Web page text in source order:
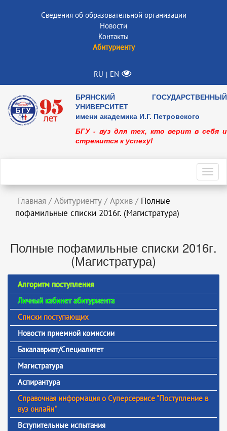
Сведения об образовательной организации
Новости
Контакты
Абитуриенту
RU | EN
БРЯНСКИЙ ГОСУДАРСТВЕННЫЙ
УНИВЕРСИТЕТ
имени академика И.Г. Петровского
БГУ - вуз для тех, кто верит в себя и
стремится к успеху!
Главная / Абитуриенту / Архив / Полные
пофамильные списки 2016г. (Магистратура)
Полные пофамильные списки 2016г.
(Магистратура)
Алгоритм поступления
Личный кабинет абитуриента
Списки поступающих
Новости приемной комиссии
Бакалавриат/Специалитет
Магистратура
Аспирантура
Справочная информация о Суперсервисе "Поступление в
вуз онлайн"
Вступительные испытания